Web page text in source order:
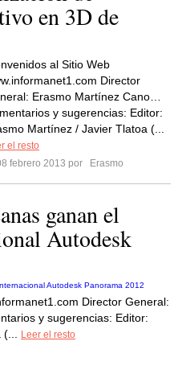
en 3D de
al Sitio Web
Director
Erasmo Martínez Cano…
y sugerencias: Editor:
Martínez / Javier Tlatoa (...
el resto
febrero 2013 por
Erasmo
ganan el
Autodesk
Director General:
y sugerencias: Editor:
Leer el resto